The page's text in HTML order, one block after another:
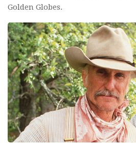
Golden Globes.